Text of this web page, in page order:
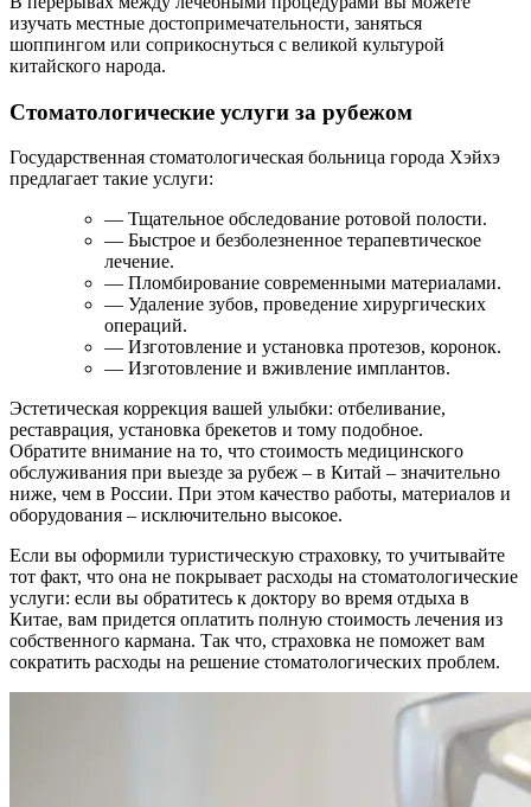
изучать местные достопримечательности, заняться
шоппингом или соприкоснуться с великой культурой
китайского народа.
Стоматологические услуги за рубежом
Государственная стоматологическая больница города Хэйхэ
предлагает такие услуги:
— Тщательное обследование ротовой полости.
— Быстрое и безболезненное терапевтическое
лечение.
— Пломбирование современными материалами.
— Удаление зубов, проведение хирургических
операций.
— Изготовление и установка протезов, коронок.
— Изготовление и вживление имплантов.
Эстетическая коррекция вашей улыбки: отбеливание,
реставрация, установка брекетов и тому подобное.
Обратите внимание на то, что стоимость медицинского
обслуживания при выезде за рубеж – в Китай – значительно
ниже, чем в России. При этом качество работы, материалов и
оборудования – исключительно высокое.
Если вы оформили туристическую страховку, то учитывайте
тот факт, что она не покрывает расходы на стоматологические
услуги: если вы обратитесь к доктору во время отдыха в
Китае, вам придется оплатить полную стоимость лечения из
собственного кармана. Так что, страховка не поможет вам
сократить расходы на решение стоматологических проблем.